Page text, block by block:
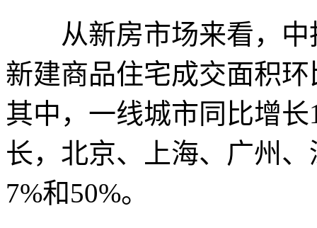
从新房市场来看，中
新建商品住宅成交面积
其中，一线城市同比增
长，北京、上海、广州
7%和50%。